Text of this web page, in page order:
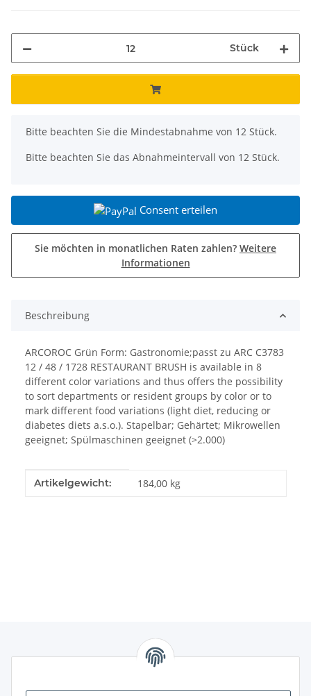
Stück
x
Bitte beachten Sie die Mindestabnahme von 12 Stück.
Bitte beachten Sie das Abnahmeintervall von 12 Stück.
Consent erteilen
Sie möchten in monatlichen Raten zahlen? Weitere
Informationen
Beschreibung
ARCOROC Grün Form: Gastronomie;passt zu ARC C3783
12 / 48 / 1728 RESTAURANT BRUSH is available in 8
different color variations and thus offers the possibility
to sort departments or resident groups by color or to
mark different food variations (light diet, reducing or
diabetes diets a.s.o.). Stapelbar; Gehärtet; Mikrowellen
geeignet; Spülmaschinen geeignet (>2.000)
Produkteigenschaft
Wert
Artikelgewicht: 184,00 kg